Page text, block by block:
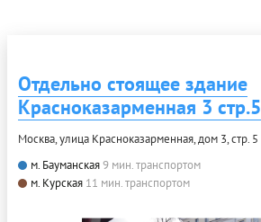
Отдельно стоящее здание
Красноказарменная 3 стр.5
Москва, улица Красноказарменная, дом 3, стр. 5
м. Бауманская9 мин. транспортом
м. Курская 11 мин. транспортом